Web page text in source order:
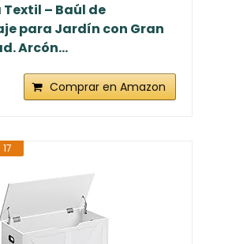
– Baúl de
para Jardín con Gran
Arcón...
Comprar en Amazon